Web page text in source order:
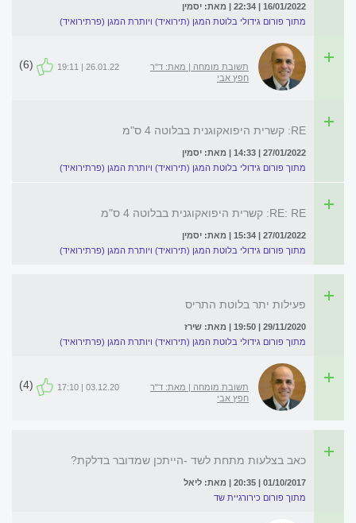
16/01/2022 | 22:34 | מאת: יסמין
מתוך פורום גידולי בלוטת המגן (תירואיד) ויותרת המגן (פרתירואיד)
תשובת מומחה | מאת: ד"ר
חפץ אבי
26.01.22 | 19:11
(6)
RE: קשרית היפואקוגנית בבלוטה 4 ס"מ
27/01/2022 | 14:33 | מאת: יסמין
מתוך פורום גידולי בלוטת המגן (תירואיד) ויותרת המגן (פרתירואיד)
RE: RE: קשרית היפואקוגנית בבלוטה 4 ס"מ
27/01/2022 | 15:34 | מאת: יסמין
מתוך פורום גידולי בלוטת המגן (תירואיד) ויותרת המגן (פרתירואיד)
פעילות יתר בלוטת התריס
29/11/2020 | 19:50 | מאת: שירז
מתוך פורום גידולי בלוטת המגן (תירואיד) ויותרת המגן (פרתירואיד)
תשובת מומחה | מאת: ד"ר
חפץ אבי
03.12.20 | 17:10
(4)
כאב בצלעות מתחת לשד -הייתכן שמדובר בדלקת?
01/10/2017 | 20:35 | מאת: ליאל
מתוך פורום כירורגיית שד